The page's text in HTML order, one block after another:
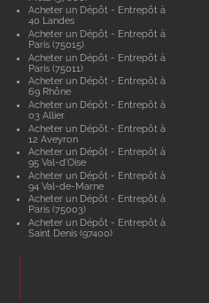
Acheter un Dépôt - Entrepôt à
40 Landes
Acheter un Dépôt - Entrepôt à
Paris (75015)
Acheter un Dépôt - Entrepôt à
Paris (75011)
Acheter un Dépôt - Entrepôt à
69 Rhône
Acheter un Dépôt - Entrepôt à
03 Allier
Acheter un Dépôt - Entrepôt à
12 Aveyron
Acheter un Dépôt - Entrepôt à
95 Val-d'Oise
Acheter un Dépôt - Entrepôt à
94 Val-de-Marne
Acheter un Dépôt - Entrepôt à
Paris (75003)
Acheter un Dépôt - Entrepôt à
Saint Denis (97400)